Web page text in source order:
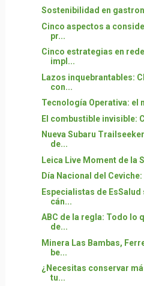
Sostenibilidad en
Cinco aspectos a
pr...
Cinco estrategias en
impl...
Lazos inquebrantables:
con...
Tecnología Operativa: el
El combustible invisible:
Nueva Subaru
de...
Leica Live Moment de la
Día Nacional del
Especialistas de EsSalud
cán...
ABC de la regla: Todo lo
de...
Minera Las Bambas,
be...
¿Necesitas conservar
tu...